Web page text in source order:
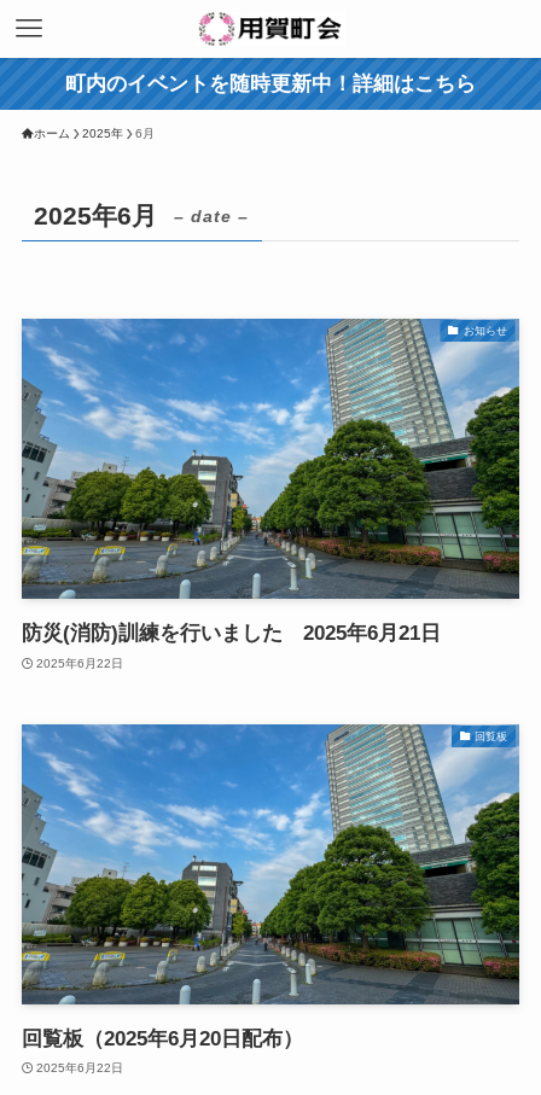
町内のイベントを随時更新中！詳細はこちら
ホーム 2025年 6月
2025年6月 – date –
お知らせ
防災(消防)訓練を行いました 2025年6月21日
2025年6月22日
回覧板
回覧板（2025年6月20日配布）
2025年6月22日